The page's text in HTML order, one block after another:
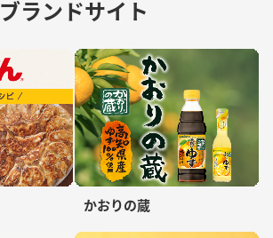
ブランドサイト
かおりの蔵